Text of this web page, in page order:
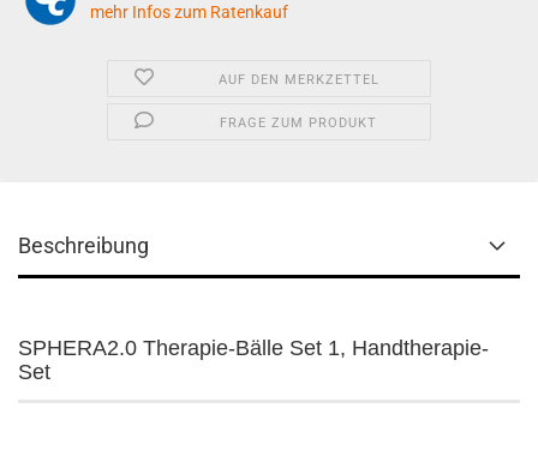
mehr Infos zum Ratenkauf
AUF DEN MERKZETTEL
FRAGE ZUM PRODUKT
Beschreibung
SPHERA2.0 Therapie-Bälle Set 1, Handtherapie-
Set